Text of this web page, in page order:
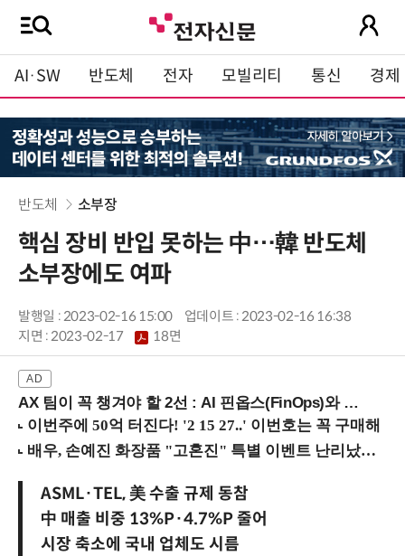
AI·SW 반도체 전자 모빌리티 통신 경제
반도체 소부장
핵심 장비 반입 못하는 中…韓 반도체
소부장에도 여파
발행일 : 2023-02-16 15:00
업데이트 : 2023-02-16 16:38
지면 :2023-02-17 18면
AX 팀이 꼭 챙겨야 할 2선 : AI 핀옵스(FinOps)와 토큰 거버넌스 (8/21 잠실역)
ASML·TEL, 美 수출 규제 동참
中 매출 비중 13%P·4.7%P 줄어
시장 축소에 국내 업체도 시름